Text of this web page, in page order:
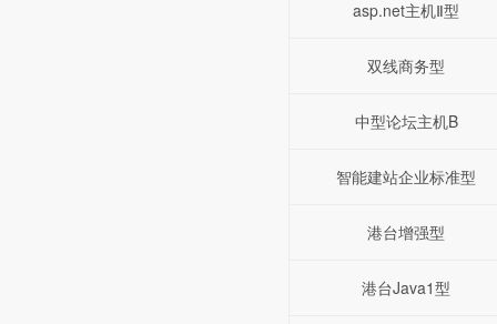
asp.net主机Ⅱ型
双线商务型
中型论坛主机B
智能建站企业标准型
港台增强型
港台Java1型